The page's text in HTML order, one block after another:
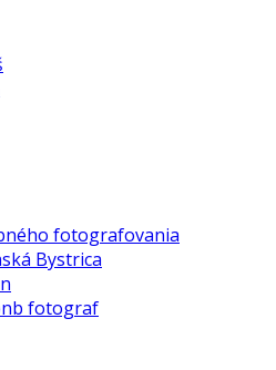
fotografovania
Bystrica
fotograf